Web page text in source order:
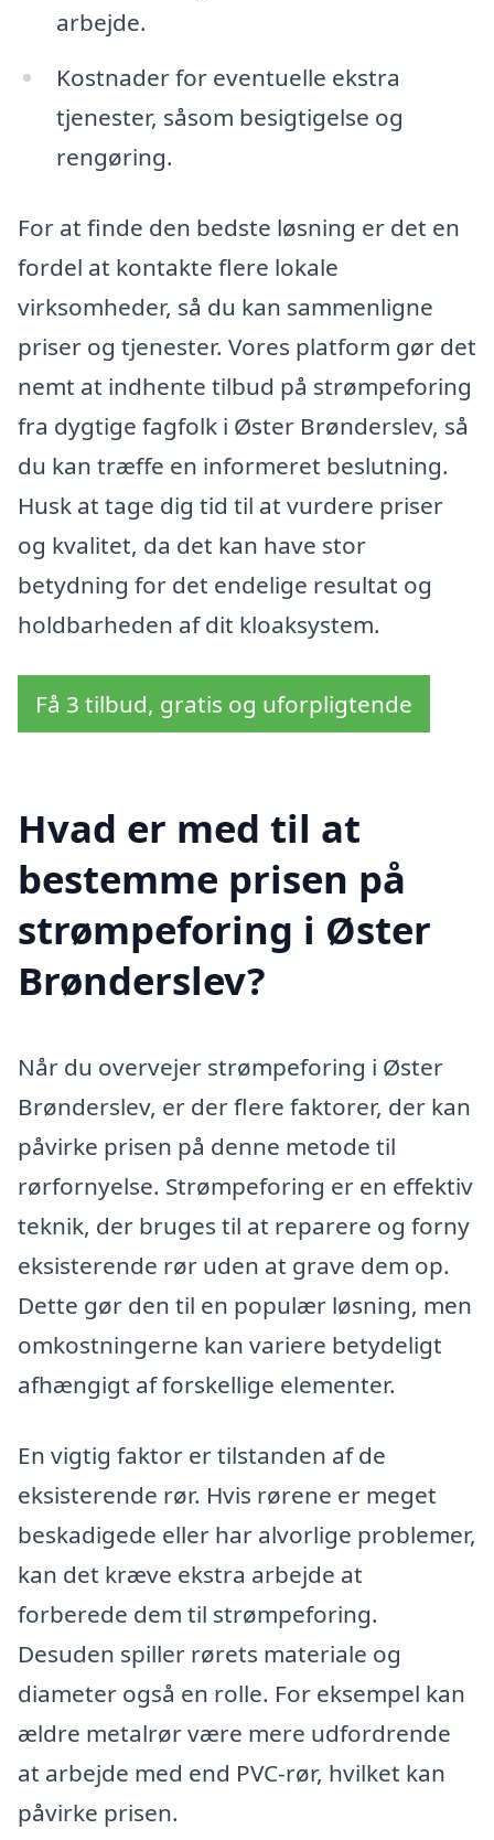
arbejde.
Kostnader for eventuelle ekstra
tjenester, såsom besigtigelse og
rengøring.
For at finde den bedste løsning er det en
fordel at kontakte flere lokale
virksomheder, så du kan sammenligne
priser og tjenester. Vores platform gør det
nemt at indhente tilbud på strømpeforing
fra dygtige fagfolk i Øster Brønderslev, så
du kan træffe en informeret beslutning.
Husk at tage dig tid til at vurdere priser
og kvalitet, da det kan have stor
betydning for det endelige resultat og
holdbarheden af dit kloaksystem.
Få 3 tilbud, gratis og uforpligtende
Hvad er med til at
bestemme prisen på
strømpeforing i Øster
Brønderslev?
Når du overvejer strømpeforing i Øster
Brønderslev, er der flere faktorer, der kan
påvirke prisen på denne metode til
rørfornyelse. Strømpeforing er en effektiv
teknik, der bruges til at reparere og forny
eksisterende rør uden at grave dem op.
Dette gør den til en populær løsning, men
omkostningerne kan variere betydeligt
afhængigt af forskellige elementer.
En vigtig faktor er tilstanden af de
eksisterende rør. Hvis rørene er meget
beskadigede eller har alvorlige problemer,
kan det kræve ekstra arbejde at
forberede dem til strømpeforing.
Desuden spiller rørets materiale og
diameter også en rolle. For eksempel kan
ældre metalrør være mere udfordrende
at arbejde med end PVC-rør, hvilket kan
påvirke prisen.